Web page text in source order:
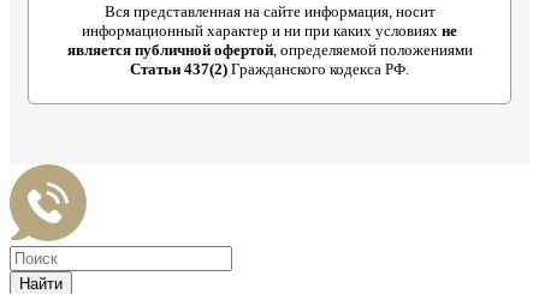
Вся представленная на сайте информация, носит
информационный характер и ни при каких условиях не
является публичной офертой, определяемой положениями
Статьи 437(2) Гражданского кодекса РФ.
Найти